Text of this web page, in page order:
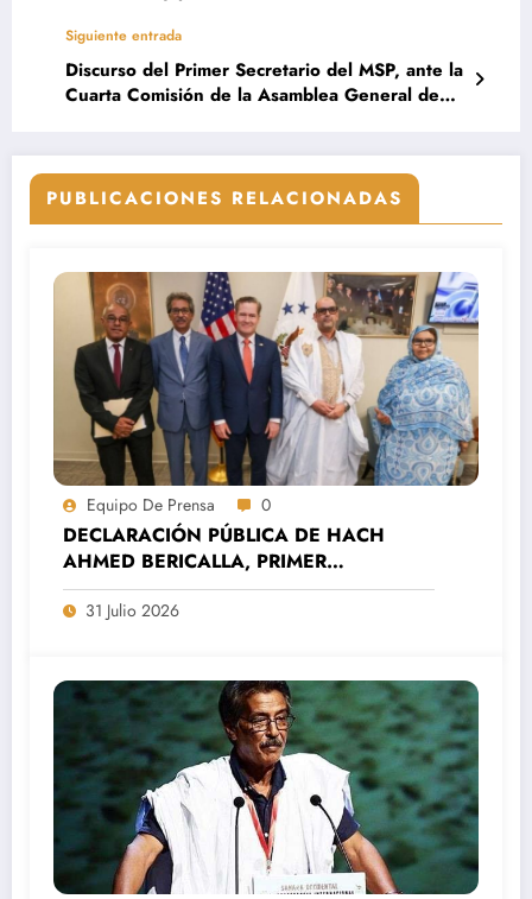
Siguiente entrada
Discurso del Primer Secretario del MSP, ante la
Cuarta Comisión de la Asamblea General de
PUBLICACIONES RELACIONADAS
Equipo De Prensa 0
DECLARACIÓN PÚBLICA DE HACH
AHMED BERICALLA, PRIMER
SECRETARIO DEL MOVIMIENTO
SAHARAUIS POR LA PAZ (MSP).
31 Julio 2026